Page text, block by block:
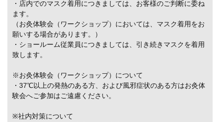
・店内でのマスク着用につきましては、お客様のご判断に委ね
ます。
（お灸体験会（ワークショップ）においては、マスク着用をお
願いする場合があります。）
・ショールーム従業員につきましては、引き続きマスクを着用
致します。
※お灸体験会（ワークショップ）について
・37℃以上の発熱のある方、および風邪症状のある方はお灸体
験会へご参加はご遠慮ください。
※社内対策について